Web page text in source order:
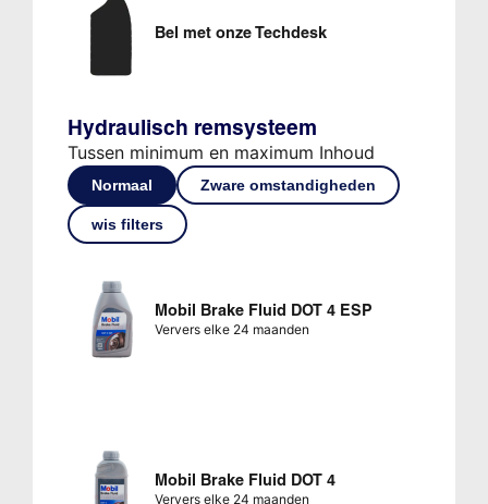
Bel met onze Techdesk
Hydraulisch remsysteem
Tussen minimum en maximum Inhoud
Normaal Zware omstandigheden
wis filters
Mobil Brake Fluid DOT 4 ESP
Ververs elke 24 maanden
Mobil Brake Fluid DOT 4
Ververs elke 24 maanden